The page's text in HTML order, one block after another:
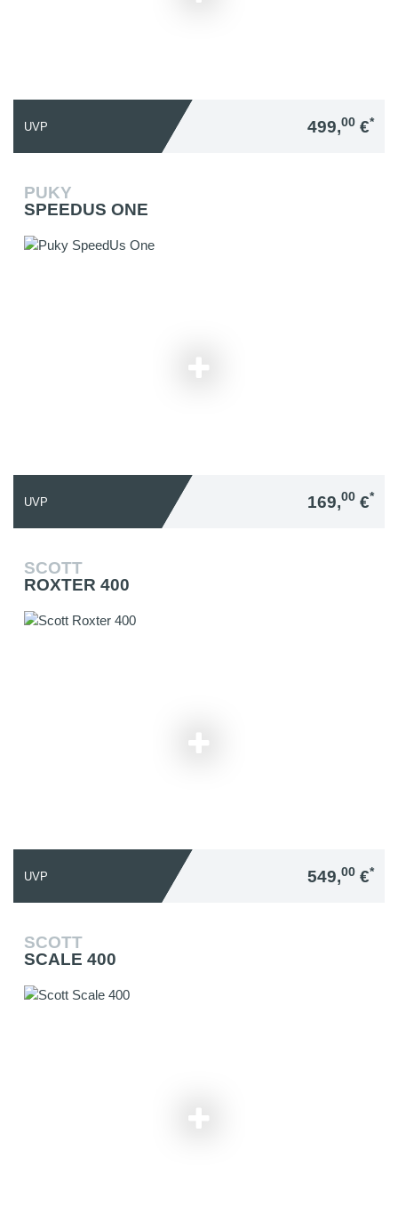
UVP 499,00 €*
PUKY
SPEEDUS ONE
UVP 169,00 €*
SCOTT
ROXTER 400
UVP 549,00 €*
SCOTT
SCALE 400